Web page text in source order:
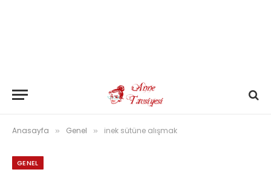
Anasayfa » Genel » inek sütüne alışmak
GENEL